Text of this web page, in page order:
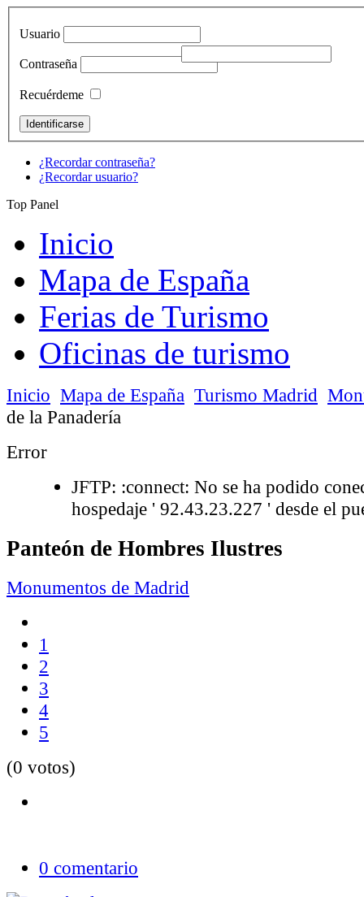
Usuario
Contraseña
Recuérdeme
¿Recordar contraseña?
¿Recordar usuario?
Top Panel
Inicio
Mapa de España
Ferias de Turismo
Oficinas de turismo
Inicio Mapa de España Turismo Madrid
de la Panadería
Error
JFTP: :connect: No se ha podido
hospedaje ' 92.43.23.227 ' desde el
Panteón de Hombres Ilustres
Monumentos de Madrid
1
2
3
4
5
(0 votos)
0 comentario